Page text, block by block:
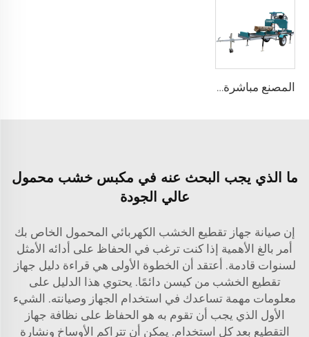
المصنع مباشرة آلات قطع الخشب غاز/ ديزل/ كهرباء محمولة عجلات مقطورة منشار حقل أفقية آلة منشار شريط
ما الذي يجب البحث عنه في مكبس خشب محمول
عالي الجودة
إن صيانة جهاز تقطيع الخشب الكهربائي المحمول الخاص بك
أمر بالغ الأهمية إذا كنت ترغب في الحفاظ على أدائه الأمثل
لسنوات قادمة. أعتقد أن الخطوة الأولى هي قراءة دليل جهاز
تقطيع الخشب من كيسن دائمًا. يحتوي هذا الدليل على
معلومات مهمة تساعدك في استخدام الجهاز وصيانته. الشيء
الأول الذي يجب أن تقوم به هو الحفاظ على نظافة جهاز
التقطيع بعد كل استخدام. يمكن أن تتراكم الأوساخ ونشارة